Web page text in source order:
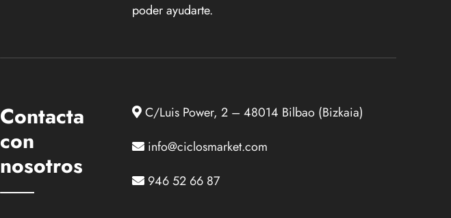
poder ayudarte.
Contacta
con
nosotros
C/Luis Power, 2 – 48014 Bilbao (Bizkaia)
info@ciclosmarket.com
946 52 66 87